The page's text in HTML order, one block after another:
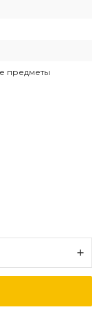
предметы